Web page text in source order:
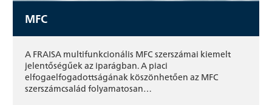
MFC
A FRAISA multifunkcionális MFC szerszámai kiemelt
jelentőségűek az iparágban. A piaci
elfogaelfogadottságának köszönhetően az MFC
szerszámcsalád folyamatosan…